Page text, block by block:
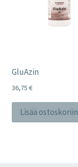
GluAzin
36,75 €
Lisää ostoskoriin